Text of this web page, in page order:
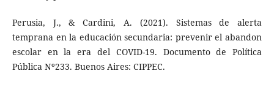
Perusia, J., & Cardini, A. (2021). Sistemas de alerta
temprana en la educación secundaria: prevenir el abandon
escolar en la era del COVID-19. Documento de Política
Pública Nº233. Buenos Aires: CIPPEC.